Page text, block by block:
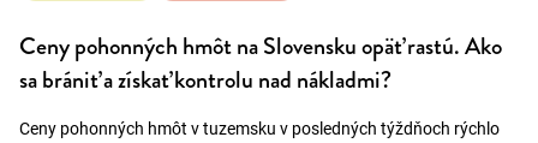
Ceny pohonných hmôt na Slovensku opäť rastú. Ako
sa brániť a získať kontrolu nad nákladmi?
Ceny pohonných hmôt v tuzemsku v posledných týždňoch rýchlo